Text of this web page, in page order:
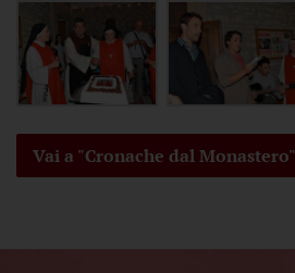
Vai a "Cronache dal Monastero"